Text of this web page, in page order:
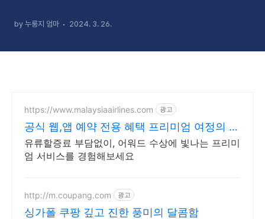
by 누룽지 엄마 2024. 3. 26.
https://www.malaysiaairlines.com 광고
공식 웹,앱 예약 전용 혜택 프리미엄 여정의 시
작
유류할증료 부담없이, 어워드 수상에 빛나는 프리미
엄 서비스를 경험해보세요
http://m.coupang.com 광고
싱가폴 쿠팡 깊고 진한 풍미의 달콤함